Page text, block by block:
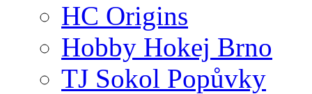
HC Origins
Hobby Hokej Brno
TJ Sokol Popůvky